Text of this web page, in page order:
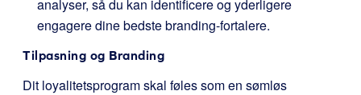
analyser, så du kan identificere og yderligere
engagere dine bedste branding-fortalere.
Tilpasning og Branding
Dit loyalitetsprogram skal føles som en sømløs